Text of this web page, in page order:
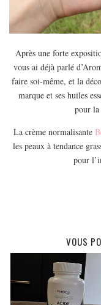
Après une forte
vous ai déjà parlé
faire soi-même, et la
marque et ses huiles
pour la
La crème normalisante
les peaux à tendance
pour
VOUS